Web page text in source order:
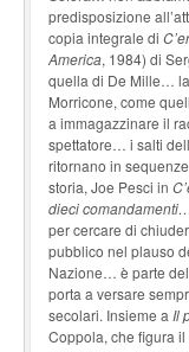
predisposizione
copia integrale di
America, 1984) di
quella di De Mille…
Morricone, come
a immagazzinare il
spettatore… i salti
ritornano in
storia, Joe Pesci in
dieci comandamenti…
per cercare di
pubblico nel plauso
Nazione… è parte
porta a versare
secolari. Insieme a Il
Coppola, che figura